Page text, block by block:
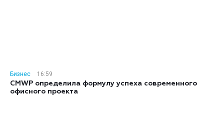
Бизнес
16:59
CMWP определила формулу успеха современного
офисного проекта